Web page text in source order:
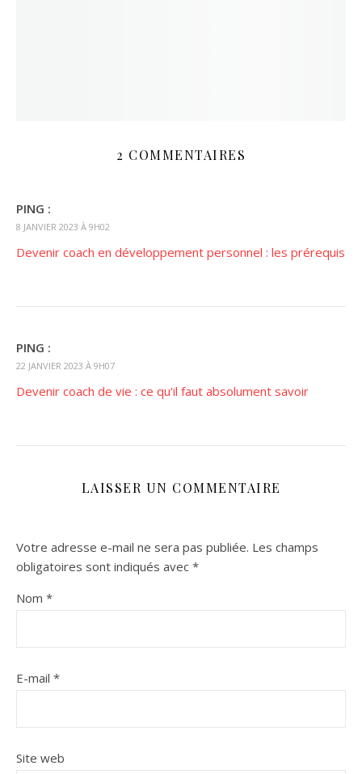
2 COMMENTAIRES
PING :
8 JANVIER 2023 À 9H02
Devenir coach en développement personnel : les prérequis
PING :
22 JANVIER 2023 À 9H07
Devenir coach de vie : ce qu'il faut absolument savoir
LAISSER UN COMMENTAIRE
Votre adresse e-mail ne sera pas publiée. Les champs
obligatoires sont indiqués avec *
Nom *
E-mail *
Site web